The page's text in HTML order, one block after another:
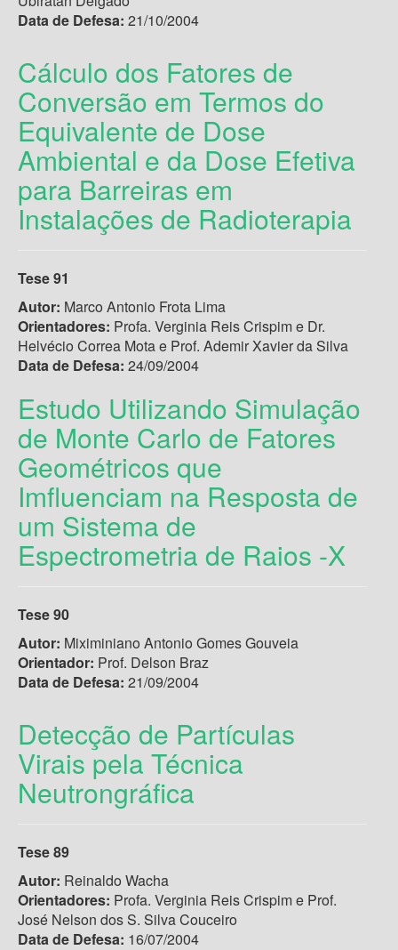
Data de Defesa: 21/10/2004
Cálculo dos Fatores de
Conversão em Termos do
Equivalente de Dose
Ambiental e da Dose Efetiva
para Barreiras em
Instalações de Radioterapia
Tese 91
Autor: Marco Antonio Frota Lima
Orientadores: Profa. Verginia Reis Crispim e Dr.
Helvécio Correa Mota e Prof. Ademir Xavier da Silva
Data de Defesa: 24/09/2004
Estudo Utilizando Simulação
de Monte Carlo de Fatores
Geométricos que
Imfluenciam na Resposta de
um Sistema de
Espectrometria de Raios -X
Tese 90
Autor: Miximiniano Antonio Gomes Gouveia
Orientador: Prof. Delson Braz
Data de Defesa: 21/09/2004
Detecção de Partículas
Virais pela Técnica
Neutrongráfica
Tese 89
Autor: Reinaldo Wacha
Orientadores: Profa. Verginia Reis Crispim e Prof.
José Nelson dos S. Silva Couceiro
Data de Defesa: 16/07/2004